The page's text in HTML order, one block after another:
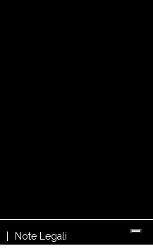
Note Legali